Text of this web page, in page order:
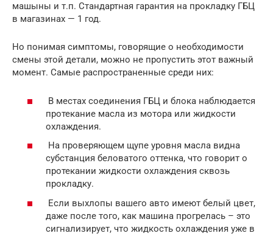
машыны и т.п. Стандартная гарантия на прокладку ГБЦ
в магазинах — 1 год.
Но понимая симптомы, говорящие о необходимости
смены этой детали, можно не пропустить этот важный
момент. Самые распространенные среди них:
В местах соединения ГБЦ и блока наблюдается
протекание масла из мотора или жидкости
охлаждения.
На проверяющем щупе уровня масла видна
субстанция беловатого оттенка, что говорит о
протекании жидкости охлаждения сквозь
прокладку.
Если выхлопы вашего авто имеют белый цвет,
даже после того, как машина прогрелась – это
сигнализирует, что жидкость охлаждения уже в